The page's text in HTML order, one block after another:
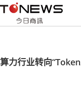
搜索 联系
算力行业转向